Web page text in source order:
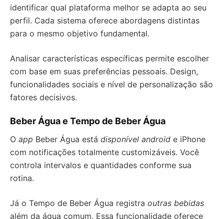
identificar qual plataforma melhor se adapta ao seu
perfil. Cada sistema oferece abordagens distintas
para o mesmo objetivo fundamental.
Analisar características específicas permite escolher
com base em suas preferências pessoais. Design,
funcionalidades sociais e nível de personalização são
fatores decisivos.
Beber Água e Tempo de Beber Água
O app Beber Água está disponível android e iPhone
com notificações totalmente customizáveis. Você
controla intervalos e quantidades conforme sua
rotina.
Já o Tempo de Beber Água registra outras bebidas
além da água comum. Essa funcionalidade oferece